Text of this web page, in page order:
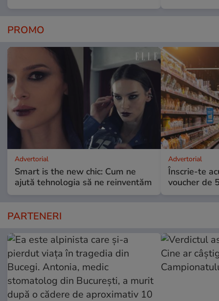
PROMO
Advertorial
Smart is the new chic: Cum ne
ajută tehnologia să ne reinventăm
Advertorial
Înscrie-te
voucher de
PARTENERI